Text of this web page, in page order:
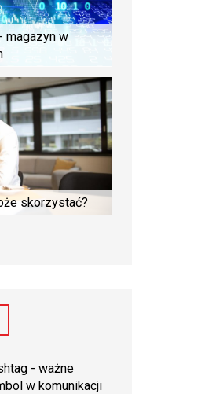
magazyn w
skorzystać?
- ważne
w komunikacji